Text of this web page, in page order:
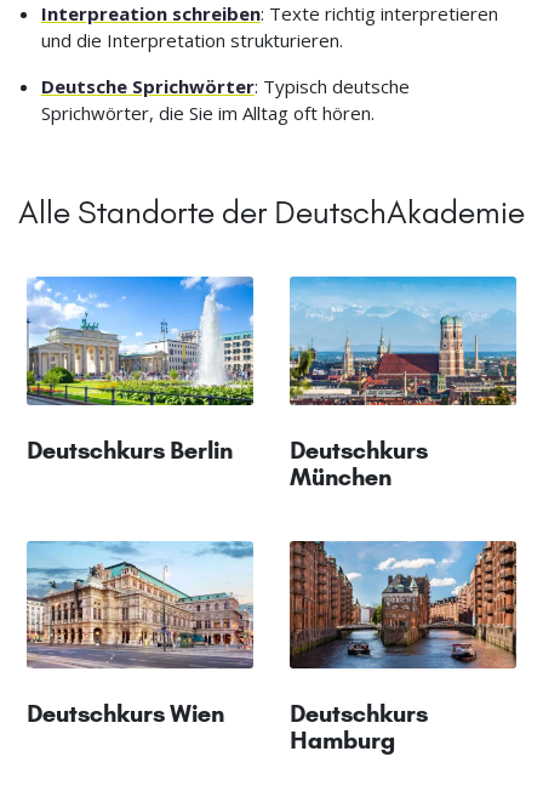
Interpreation schreiben: Texte richtig interpretieren
und die Interpretation strukturieren.
Deutsche Sprichwörter: Typisch deutsche
Sprichwörter, die Sie im Alltag oft hören.
Alle Standorte der DeutschAkademie
Deutschkurs Berlin
Deutschkurs
München
Deutschkurs Wien
Deutschkurs
Hamburg